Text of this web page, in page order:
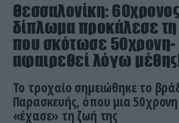
Θεσσαλονίκη:
δίπλωμα προκάλεσε
που σκότωσε 50χρονη-
αφαιρεθεί λόγω
Το τροχαίο σημειώθηκε το
Παρασκευής, όπου μια
«έχασε» τη ζωή της